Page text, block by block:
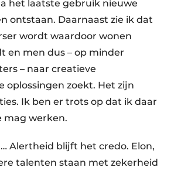
het laatste gebruik nieuwe
ontstaan. Daarnaast zie ik dat
wordt waardoor wonen
en men dus – op minder
– naar creatieve
oplossingen zoekt. Het zijn
Ik ben er trots op dat ik daar
mag werken.
Alertheid blijft het credo. Elon,
talenten staan met zekerheid